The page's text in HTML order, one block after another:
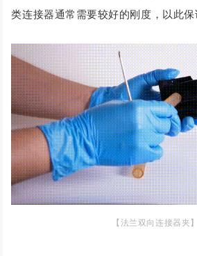
类连接器通常需要较好的刚度，以此保
【法兰双向连接器夹】